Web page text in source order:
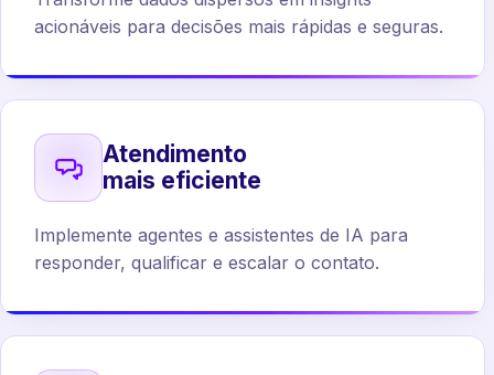
acionáveis para decisões mais rápidas e seguras.
Atendimento
mais eficiente
Implemente agentes e assistentes de IA para
responder, qualificar e escalar o contato.